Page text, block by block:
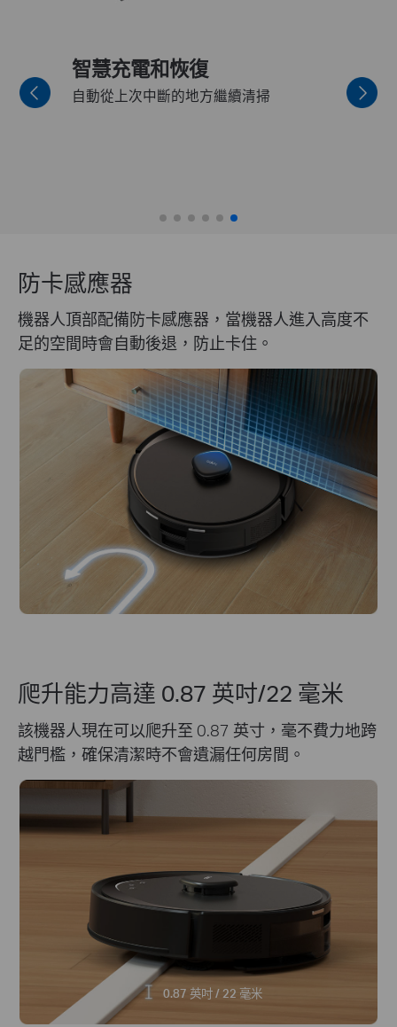
玩具等低矮障礙物 從第一天開
防卡感應器
機器人頂部配備防卡感應器，當機器人進入高度不
足的空間時會自動後退，防止卡住。
0.87 英吋 / 22 毫米
爬升能力高達 0.87 英吋/22 毫米
該機器人現在可以爬升至 0.87 英寸，毫不費力地跨
越門檻，確保清潔時不會遺漏任何房間。